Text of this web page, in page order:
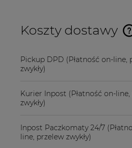
Koszty dostawy
Cena nie zawiera
Pickup DPD (Płatność on-line,
zwykły)
Kurier Inpost (Płatność on-
zwykły)
Inpost Paczkomaty 24/7
line, przelew zwykły)